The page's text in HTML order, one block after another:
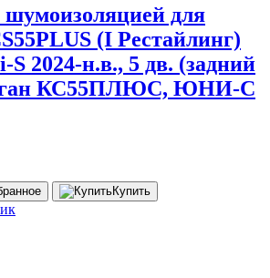
для
(I Рестайлинг)
S 2024-н.в., 5 дв. (задний
КС55ПЛЮС, ЮНИ-С
Купить